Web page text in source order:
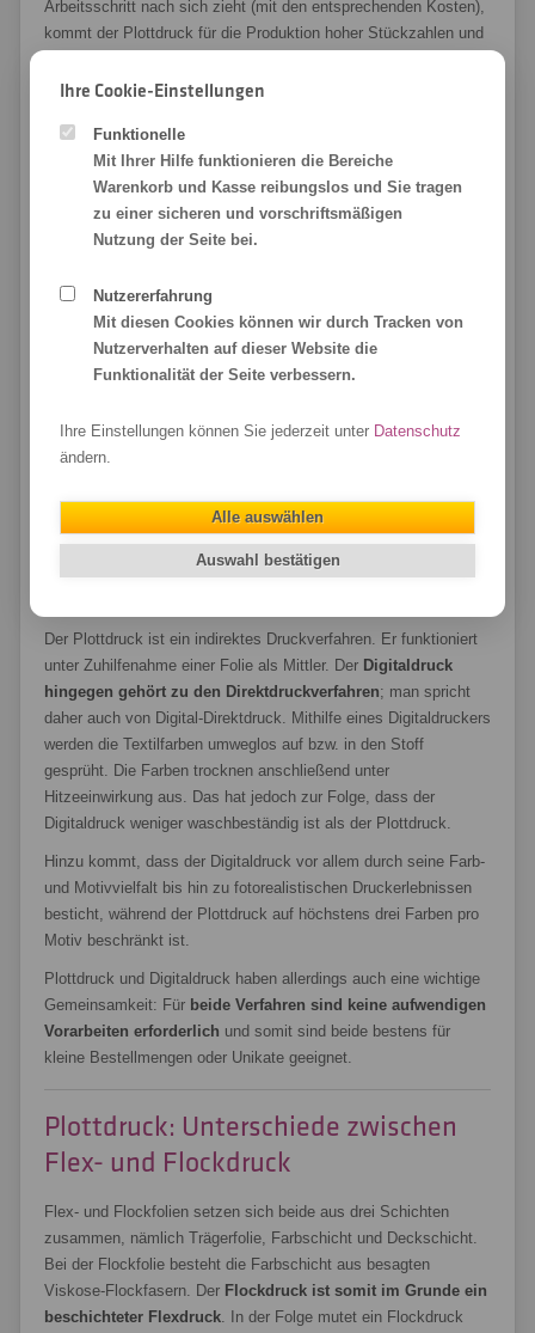
Arbeitsschritt nach sich zieht (mit den entsprechenden Kosten),
kommt der Plottdruck für die Produktion hoher Stückzahlen und
witziges Vereinsshirt oder dein individuelles Freizeit-T-Shirt mit
Flockdrucke gleichermaßen ideal. Ihre Vorteile:
schnelle und kostengünstige Herstellung von kleinen
Mengen bis hin zu Unikaten
sehrhohe Farbechtheit
hervorragende Konturenschärfe der Motive
Waschbarkeit bis 40 °C
Plottdruck vs. Digitaldruck: die
Unterschiede
Bei Plottdruck und Digitaldruck handelt es sich um zwei sehr
unterschiedliche Verfahren, was sich insbesondere auf Optik
Der Plottdruck ist ein indirektes Druckverfahren. Er funktioniert
unter Zuhilfenahme einer Folie als Mittler. Der Digitaldruck
hingegen gehört zu den Direktdruckverfahren; man spricht
daher auch von Digital-Direktdruck. Mithilfe eines Digitaldruckers
werden die Textilfarben umweglos auf bzw. in den Stoff
gesprüht. Die Farben trocknen anschließend unter
Hitzeeinwirkung aus. Das hat jedoch zur Folge, dass der
Digitaldruck weniger waschbeständig ist als der Plottdruck.
Hinzu kommt, dass der Digitaldruck vor allem durch seine Farb-
und Motivvielfalt bis hin zu fotorealistischen Druckerlebnissen
besticht, während der Plottdruck auf höchstens drei Farben pro
Motiv beschränkt ist.
Plottdruck und Digitaldruck haben allerdings auch eine wichtige
Gemeinsamkeit: Für beide Verfahren sind keine aufwendigen
Vorarbeiten erforderlich und somit sind beide bestens für
kleine Bestellmengen oder Unikate geeignet.
Plottdruck: Unterschiede zwischen
Flex- und Flockdruck
Flex- und Flockfolien setzen sich beide aus drei Schichten
zusammen, nämlich Trägerfolie, Farbschicht und Deckschicht.
Bei der Flockfolie besteht die Farbschicht aus besagten
Viskose-Flockfasern. Der Flockdruck ist somit im Grunde ein
beschichteter Flexdruck. In der Folge mutet ein Flockdruck
Ihre Cookie-Einstellungen
Funktionelle
Mit Ihrer Hilfe funktionieren die Bereiche
Warenkorb und Kasse reibungslos und Sie tragen
zu einer sicheren und vorschriftsmäßigen
Nutzung der Seite bei.
Nutzererfahrung
Mit diesen Cookies können wir durch Tracken von
Nutzerverhalten auf dieser Website die
Funktionalität der Seite verbessern.
Ihre Einstellungen können Sie jederzeit unter Datenschutz
ändern.
Alle auswählen
Auswahl bestätigen